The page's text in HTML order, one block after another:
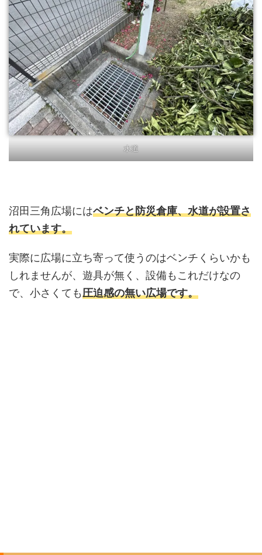
水道
沼田三角広場にはベンチと防災倉庫、水道が設置さ
れています。
実際に広場に立ち寄って使うのはベンチくらいかも
しれませんが、遊具が無く、設備もこれだけなの
で、小さくても圧迫感の無い広場です。